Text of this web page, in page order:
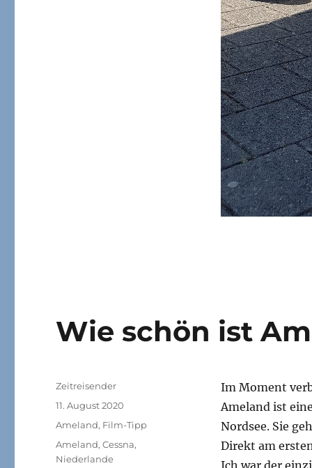
Wie schön ist
Im Moment
Ameland ist
Nordsee. Sie
Direkt am
Ich war der
Autor
Zeitreisender
Veröffentlicht
11. August 2020
Kategorien
Ameland, Film-Tipp
Schlagwörter
Ameland,Cessna,
Niederlande